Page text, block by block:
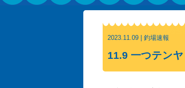
2023.11.09 | 釣場速報
11.9 一つテンヤ